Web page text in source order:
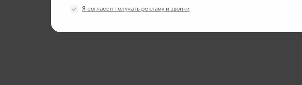
Я согласен получать рекламу и звонки